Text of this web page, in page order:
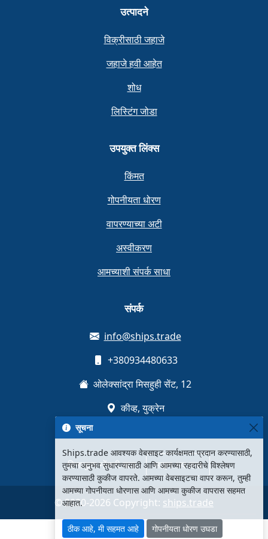
उत्पादने
विक्रीसाठी जहाजे
जहाजे हवी आहेत
शोध
लिस्टिंग जोडा
उपयुक्त लिंक्स
किंमत
गोपनीयता धोरण
वापरण्याच्या अटी
अस्वीकरण
आमच्याशी संपर्क साधा
संपर्क
info@ships.trade
+380934480633
ओलेक्सांद्रा मिसहुही सेंट, 12
कीव्ह, युक्रेन
विनामूल्य नोंदणी करा साइन अप करा
© 2020-2026 Copyright: ships.trade
सूचना
Ships.trade आवश्यक वेबसाइट कार्यक्षमता प्रदान करण्यासाठी,
तुमचा अनुभव सुधारण्यासाठी आणि आमच्या रहदारीचे विश्लेषण
करण्यासाठी कुकीज वापरते. आमच्या वेबसाइटचा वापर करून, तुम्ही
आमच्या गोपनीयता धोरणास आणि आमच्या कुकीज वापरास सहमत
आहात.
ठीक आहे, मी सहमत आहे गोपनीयता धोरण उघडा